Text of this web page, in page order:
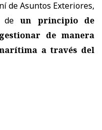
de Asuntos Exteriores,
deun principio de
de manera
a través del